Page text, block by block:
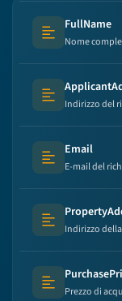
Text (multi-
FullName
Nome
Text (multi-
Indirizzo del
Text (multi-
Email
E-mail del
Text (multi-
Indirizzo
Text (multi-
Prezzo di